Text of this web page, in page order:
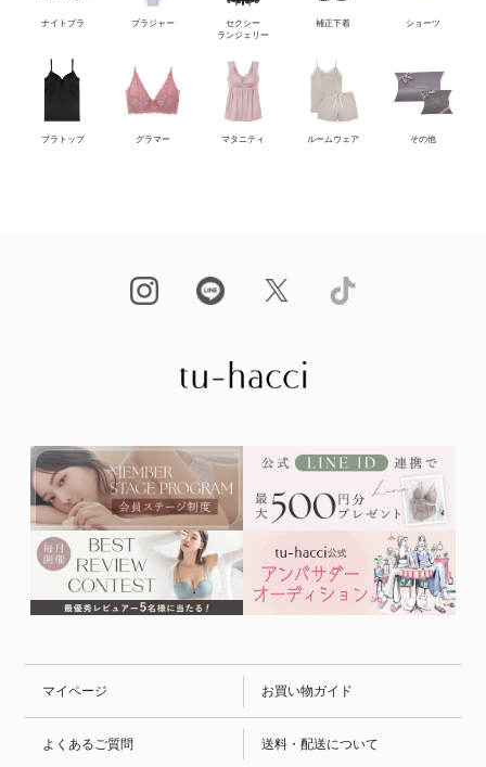
ナイトブラ ブラジャー
セクシー
ランジェリー
補正下着 ショーツ
ブラトップ グラマー マタニティ ルームウェア その他
マイページ お買い物ガイド
よくあるご質問 送料・配送について